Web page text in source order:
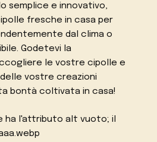
semplice e innovativo,
fresche in casa per
dal clima o
Godetevi la
le vostre cipolle e
vostre creazioni
bontà coltivata in casa!